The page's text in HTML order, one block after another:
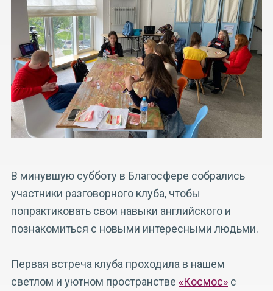
В минувшую субботу в Благосфере собрались
участники разговорного клуба, чтобы
попрактиковать свои навыки английского и
познакомиться с новыми интересными людьми.
Первая встреча клуба проходила в нашем
светлом и уютном пространстве «Космос» с